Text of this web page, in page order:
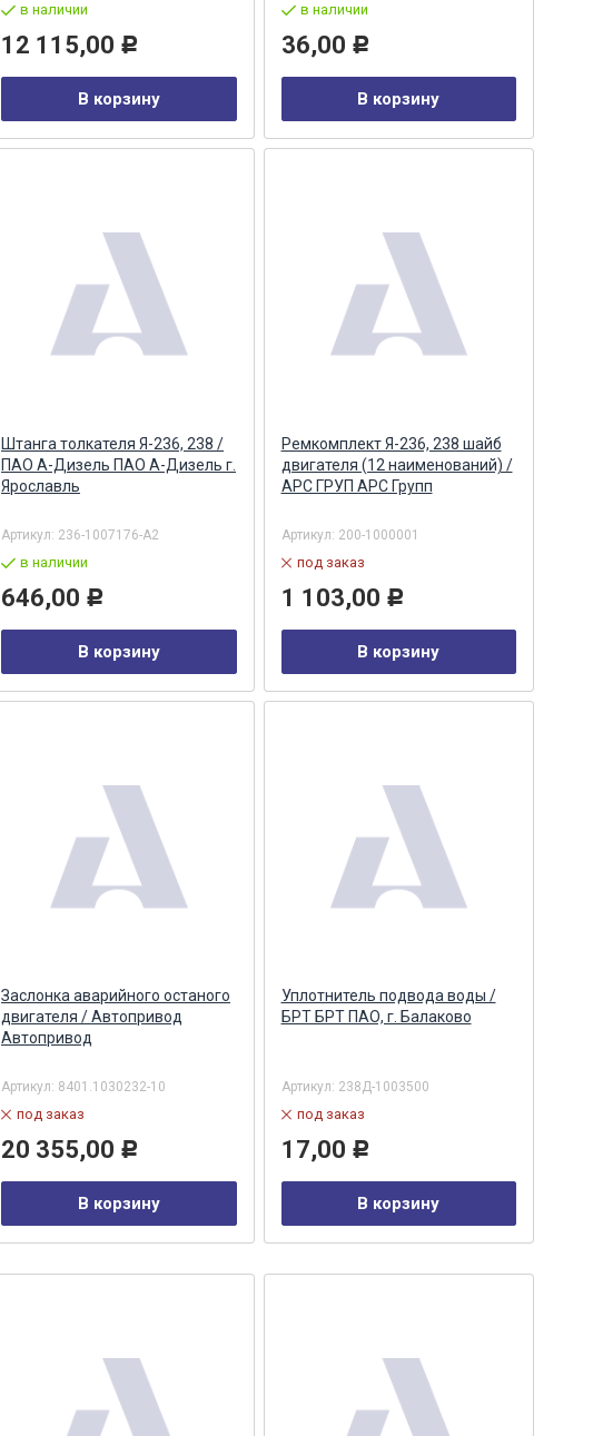
в наличии
12 115,00 Р
В корзину
в наличии
36,00 Р
В корзину
Штанга толкателя Я-236, 238 /
ПАО А-Дизель ПАО А-Дизель г.
Ярославль
Артикул: 236-1007176-А2
в наличии
646,00 Р
В корзину
Ремкомплект Я-236, 238 шайб
двигателя (12 наименований) /
АРС ГРУП АРС Групп
Артикул: 200-1000001
под заказ
1 103,00 Р
В корзину
Заслонка аварийного останого
двигателя / Автопривод
Автопривод
Артикул: 8401.1030232-10
под заказ
20 355,00 Р
В корзину
Уплотнитель подвода воды /
БРТ БРТ ПАО, г. Балаково
Артикул: 238Д-1003500
под заказ
17,00 Р
В корзину